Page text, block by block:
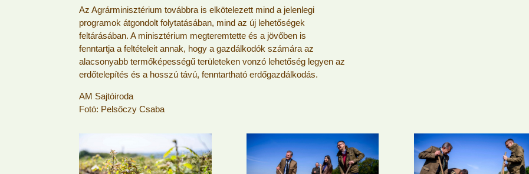
Az Agrárminisztérium továbbra is elkötelezett mind a jelenlegi
programok átgondolt folytatásában, mind az új lehetőségek
feltárásában. A minisztérium megteremtette és a jövőben is
fenntartja a feltételeit annak, hogy a gazdálkodók számára az
alacsonyabb termőképességű területeken vonzó lehetőség legyen az
erdőtelepítés és a hosszú távú, fenntartható erdőgazdálkodás.
AM Sajtóiroda
Fotó: Pelsőczy Csaba